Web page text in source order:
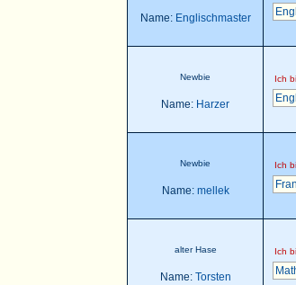
Name: Englischmaster
Newbie
Name: Harzer
Ich
Newbie
Name: mellek
Ich
alter Hase
Name: Torsten
Ich